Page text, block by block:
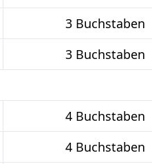
3 Buchstaben
3 Buchstaben
4 Buchstaben
4 Buchstaben